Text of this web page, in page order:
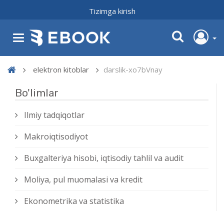
Tizimga kirish
elektron kitoblar darslik-xo7bVnay
Bo'limlar
Ilmiy tadqiqotlar
Makroiqtisodiyot
Buxgalteriya hisobi, iqtisodiy tahlil va audit
Moliya, pul muomalasi va kredit
Ekonometrika va statistika